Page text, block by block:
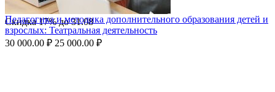
Скидка17%до31.08
Педагогика и методика дополнительного образования детей и
взрослых: Театральная деятельность
30 000.00 ₽ 25 000.00 ₽